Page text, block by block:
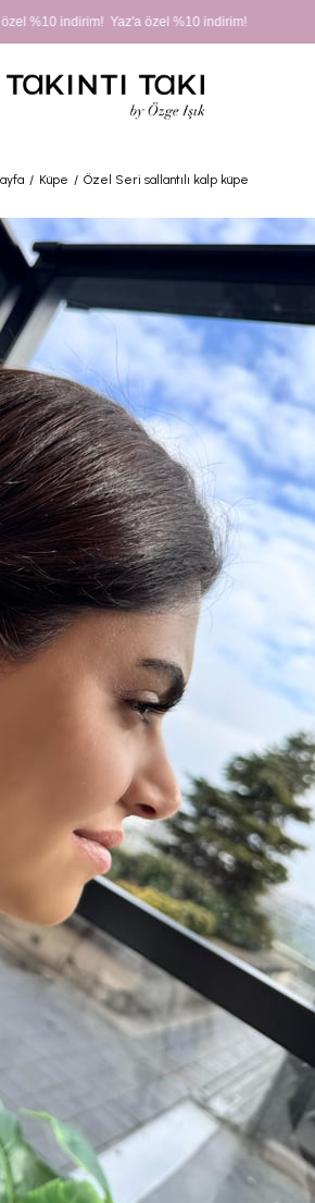
%10 indirim! Yaz'a özel %10 indirim!
Küpe Özel Seri sallantılı kalp küpe